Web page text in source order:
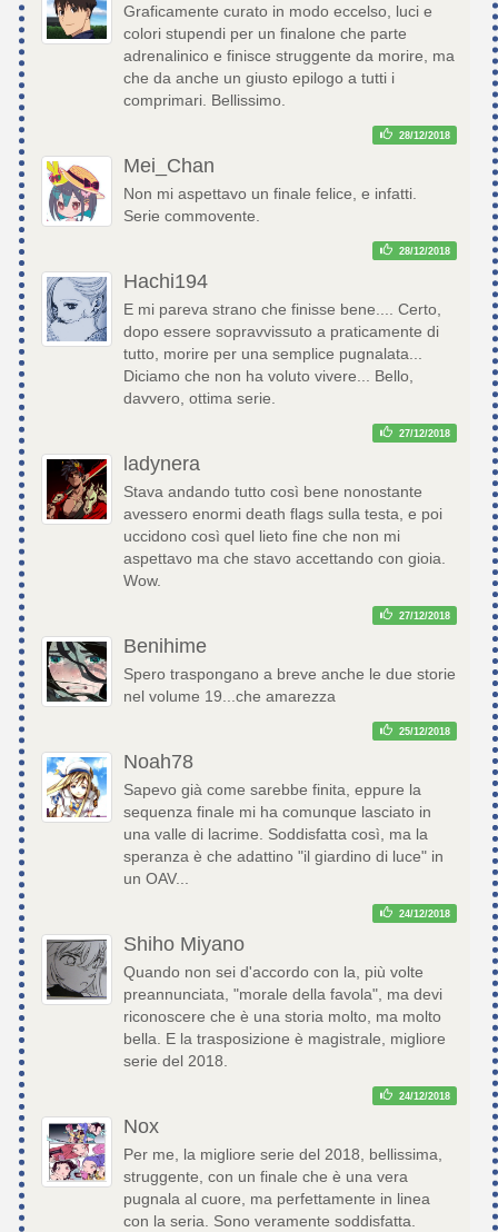
Graficamente curato in modo eccelso, luci e
colori stupendi per un finalone che parte
adrenalinico e finisce struggente da morire, ma
che da anche un giusto epilogo a tutti i
comprimari. Bellissimo.
28/12/2018
Mei_Chan
Non mi aspettavo un finale felice, e infatti.
Serie commovente.
28/12/2018
Hachi194
E mi pareva strano che finisse bene.... Certo,
dopo essere sopravvissuto a praticamente di
tutto, morire per una semplice pugnalata...
Diciamo che non ha voluto vivere... Bello,
davvero, ottima serie.
27/12/2018
ladynera
Stava andando tutto così bene nonostante
avessero enormi death flags sulla testa, e poi
uccidono così quel lieto fine che non mi
aspettavo ma che stavo accettando con gioia.
Wow.
27/12/2018
Benihime
Spero traspongano a breve anche le due storie
nel volume 19...che amarezza
25/12/2018
Noah78
Sapevo già come sarebbe finita, eppure la
sequenza finale mi ha comunque lasciato in
una valle di lacrime. Soddisfatta così, ma la
speranza è che adattino "il giardino di luce" in
un OAV...
24/12/2018
Shiho Miyano
Quando non sei d'accordo con la, più volte
preannunciata, "morale della favola", ma devi
riconoscere che è una storia molto, ma molto
bella. E la trasposizione è magistrale, migliore
serie del 2018.
24/12/2018
Nox
Per me, la migliore serie del 2018, bellissima,
struggente, con un finale che è una vera
pugnala al cuore, ma perfettamente in linea
con la seria. Sono veramente soddisfatta.